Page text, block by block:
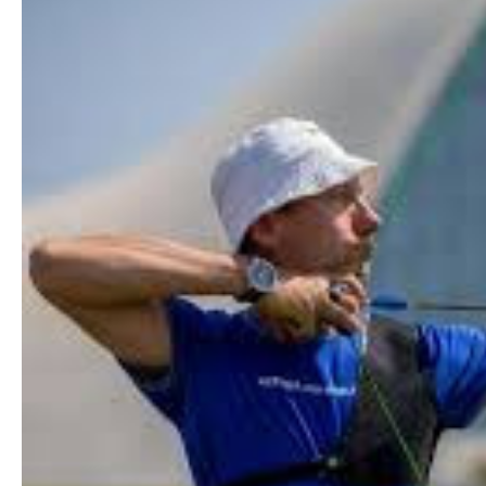
İnfoqrafika
Podcast
Humanitar
Elm və təhsil
Mədəniyyət
Diaspor
Yüksəliş hekayəsi
Mədəniyyətimizin Zəfəri
Zəfər Diasporu
telefon danışığı